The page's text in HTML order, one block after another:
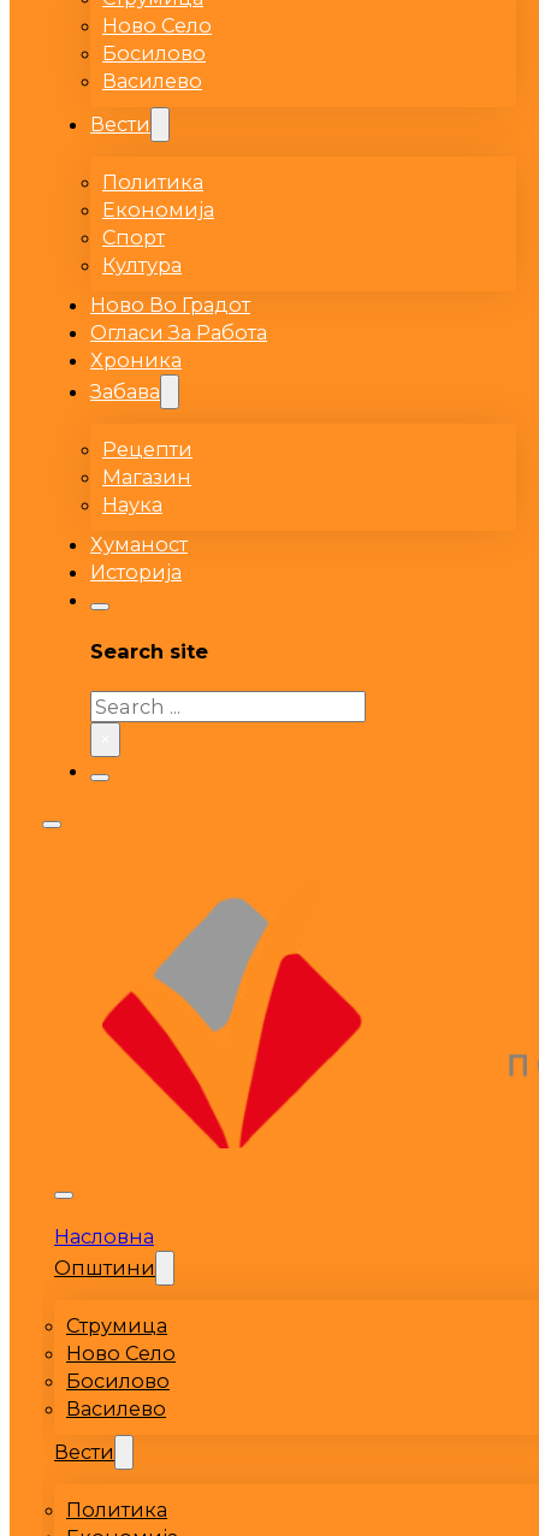
Ново Село
Босилово
Василево
Вести
Политика
Економија
Спорт
Култура
Ново Во Градот
Огласи За Работа
Хроника
Забава
Рецепти
Магазин
Наука
Хуманост
Историја
Search site
Search
Насловна
Општини
Струмица
Ново Село
Босилово
Василево
Вести
Политика